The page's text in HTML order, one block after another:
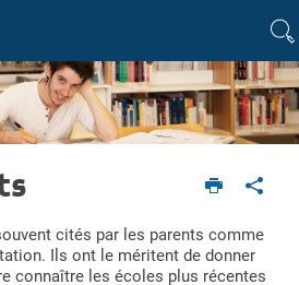
cités par les parents comme
Ils ont le méritent de donner
connaître les écoles plus récentes